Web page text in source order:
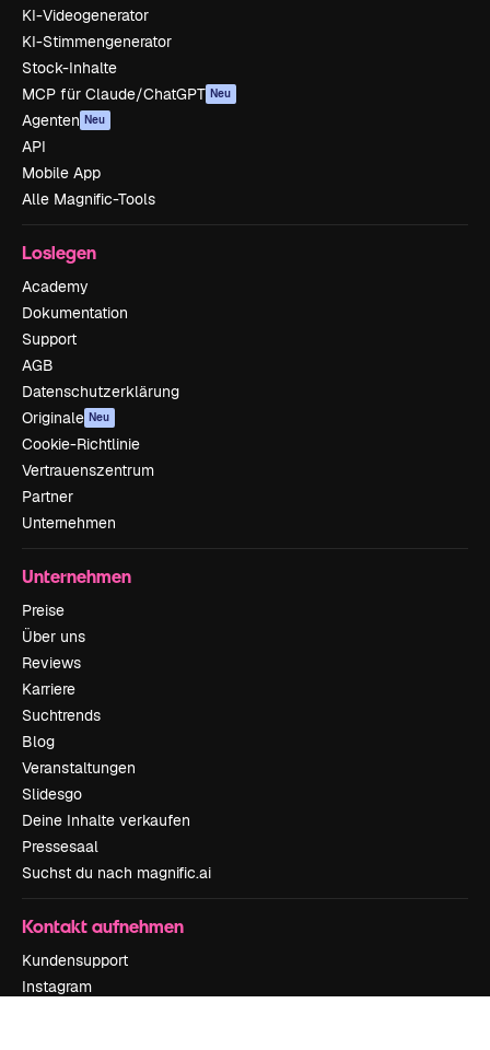
KI-Videogenerator
KI-Stimmengenerator
Stock-Inhalte
MCP für Claude/ChatGPT Neu
Agenten Neu
API
Mobile App
Alle Magnific-Tools
Loslegen
Academy
Dokumentation
Support
AGB
Datenschutzerklärung
Originale Neu
Cookie-Richtlinie
Vertrauenszentrum
Partner
Unternehmen
Unternehmen
Preise
Über uns
Reviews
Karriere
Suchtrends
Blog
Veranstaltungen
Slidesgo
Deine Inhalte verkaufen
Pressesaal
Suchst du nach magnific.ai
Kontakt aufnehmen
Kundensupport
Instagram